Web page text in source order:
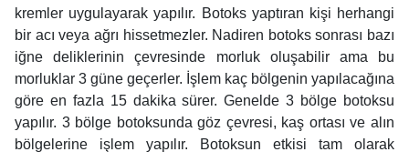
kremler uygulayarak yapılır. Botoks yaptıran kişi herhangi
bir acı veya ağrı hissetmezler. Nadiren botoks sonrası bazı
iğne deliklerinin çevresinde morluk oluşabilir ama bu
morluklar 3 güne geçerler. İşlem kaç bölgenin yapılacağına
göre en fazla 15 dakika sürer. Genelde 3 bölge botoksu
yapılır. 3 bölge botoksunda göz çevresi, kaş ortası ve alın
bölgelerine işlem yapılır. Botoksun etkisi tam olarak